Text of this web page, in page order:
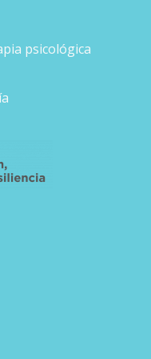
psicológica